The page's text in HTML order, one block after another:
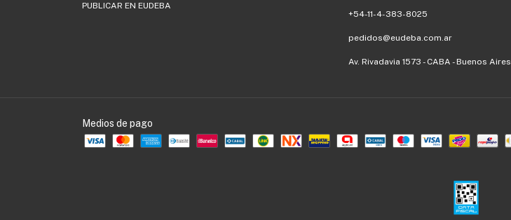
PUBLICAR EN EUDEBA
+54-11-4-383-8025
pedidos@eudeba.com.ar
Av. Rivadavia 1573 - CABA - Buenos Aires
Medios de pago